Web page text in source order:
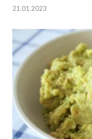
21.01.2023